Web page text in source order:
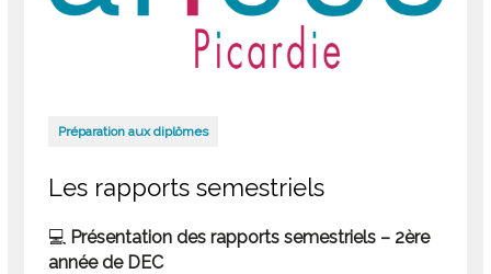
Préparation aux diplômes
Les rapports semestriels
💻 Présentation des rapports semestriels – 2ère
année de DEC